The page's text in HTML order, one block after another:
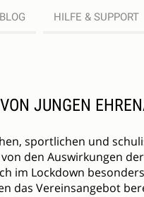
BLOG HILFE & SUPPORT
JUNGEN
sportlichen und
den Auswirkungen
im Lockdown
das Vereinsangebot